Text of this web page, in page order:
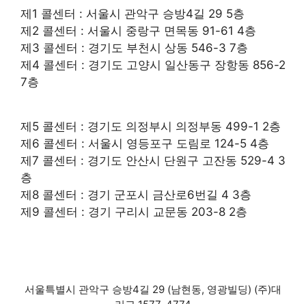
제1 콜센터 : 서울시 관악구 승방4길 29 5층
제2 콜센터 : 서울시 중랑구 면목동 91-61 4층
제3 콜센터 : 경기도 부천시 상동 546-3 7층
제4 콜센터 : 경기도 고양시 일산동구 장항동 856-2
7층
제5 콜센터 : 경기도 의정부시 의정부동 499-1 2층
제6 콜센터 : 서울시 영등포구 도림로 124-5 4층
제7 콜센터 : 경기도 안산시 단원구 고잔동 529-4 3
층
제8 콜센터 : 경기 군포시 금산로6번길 4 3층
제9 콜센터 : 경기 구리시 교문동 203-8 2층
서울특별시 관악구 승방4길 29 (남현동, 영광빌딩) (주)대